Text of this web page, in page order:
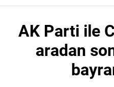
AK Parti ile
aradan